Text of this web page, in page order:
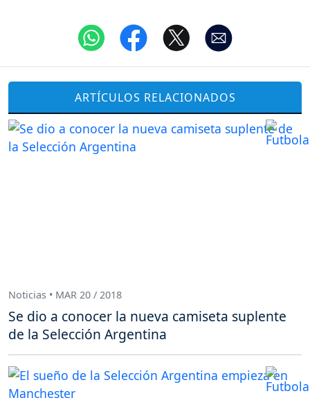
ARTÍCULOS RELACIONADOS
Noticias • MAR 20 / 2018
Se dio a conocer la nueva camiseta suplente
de la Selección Argentina